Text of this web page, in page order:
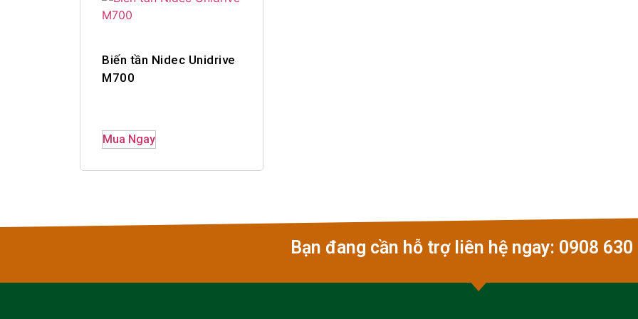
Biến tần Nidec Unidrive
M700
Mua Ngay
Bạn đang cần hỗ trợ liên hệ ngay: 0908 630